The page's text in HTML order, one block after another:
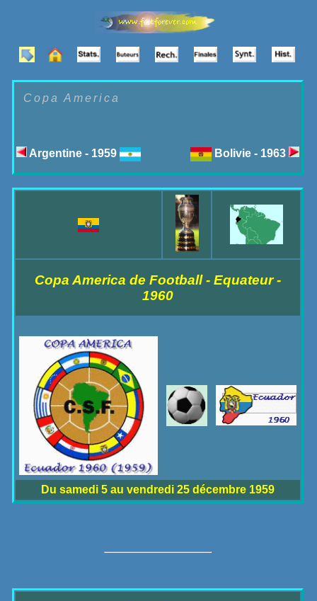
Copa America
Argentine - 1959 Bolivie - 1963
Copa America de Football - Equateur -
1960
Du samedi 5 au vendredi 25 décembre 1959